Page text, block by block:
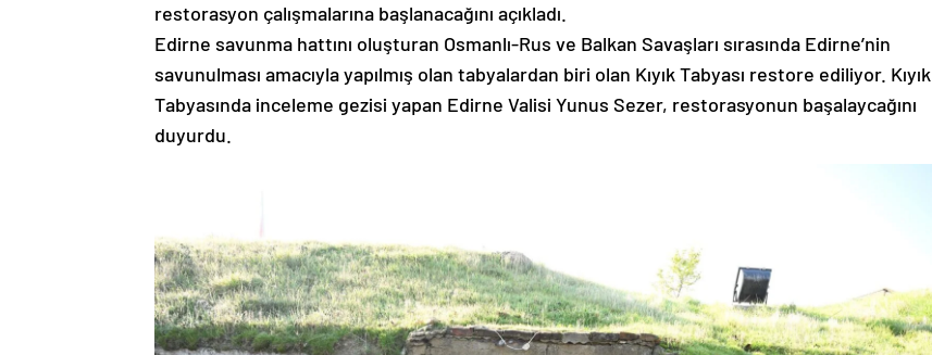
restorasyon çalışmalarına başlanacağını açıkladı.
Edirne savunma hattını oluşturan Osmanlı-Rus ve Balkan Savaşları sırasında Edirne’nin
savunulması amacıyla yapılmış olan tabyalardan biri olan Kıyık Tabyası restore ediliyor. Kıyık
Tabyasında inceleme gezisi yapan Edirne Valisi Yunus Sezer, restorasyonun başalaycağını
duyurdu.